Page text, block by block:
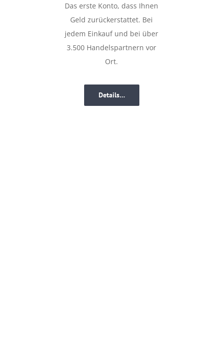
Das erste Konto, dass Ihnen
Geld zurückerstattet. Bei
jedem Einkauf und bei über
3.500 Handelspartnern vor
Ort.
Details…